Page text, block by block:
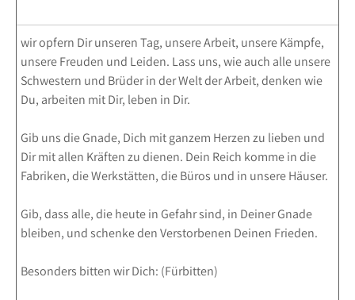
wir opfern Dir unseren Tag, unsere Arbeit, unsere Kämpfe,
unsere Freuden und Leiden. Lass uns, wie auch alle unsere
Schwestern und Brüder in der Welt der Arbeit, denken wie
Du, arbeiten mit Dir, leben in Dir.
Gib uns die Gnade, Dich mit ganzem Herzen zu lieben und
Dir mit allen Kräften zu dienen. Dein Reich komme in die
Fabriken, die Werkstätten, die Büros und in unsere Häuser.
Gib, dass alle, die heute in Gefahr sind, in Deiner Gnade
bleiben, und schenke den Verstorbenen Deinen Frieden.
Besonders bitten wir Dich: (Fürbitten)